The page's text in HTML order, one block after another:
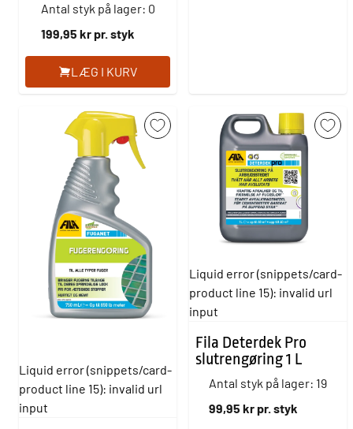
Antal styk på lager: 0
199,95 kr pr. styk
LÆG I KURV
Liquid error (snippets/card-
product line 15): invalid url
input
Liquid error (snippets/card-
product line 15): invalid url
input
Fila Deterdek Pro
slutrengøring 1 L
Antal styk på lager: 19
99,95 kr pr. styk